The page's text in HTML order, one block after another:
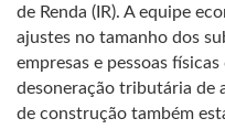
de Renda (IR). A equipe
ajustes no tamanho dos
empresas e pessoas
desoneração tributária de
de construção também